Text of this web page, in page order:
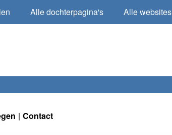
Alle dochterpagina's Alle websites
Contact